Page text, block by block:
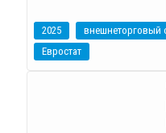
2025
Евростат